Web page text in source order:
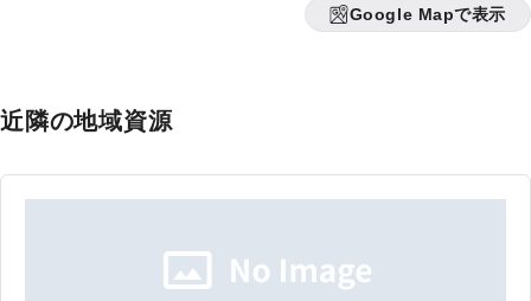
Google Mapで表示
近隣の地域資源